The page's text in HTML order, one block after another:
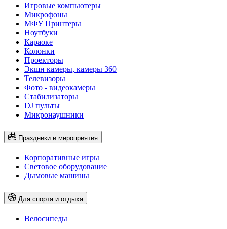
Игровые компьютеры
Микрофоны
МФУ Принтеры
Ноутбуки
Караоке
Колонки
Проекторы
Экшн камеры, камеры 360
Телевизоры
Фото - видеокамеры
Стабилизаторы
DJ пульты
Микронаушники
Праздники и мероприятия
Корпоративные игры
Световое оборудование
Дымовые машины
Для спорта и отдыха
Велосипеды